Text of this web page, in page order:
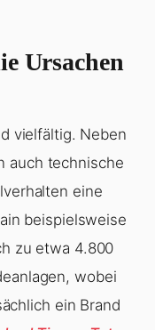
Ursachen
vielfältig. Neben
auch technische
eine
beispielsweise
zu etwa 4.800
wobei
ein Brand